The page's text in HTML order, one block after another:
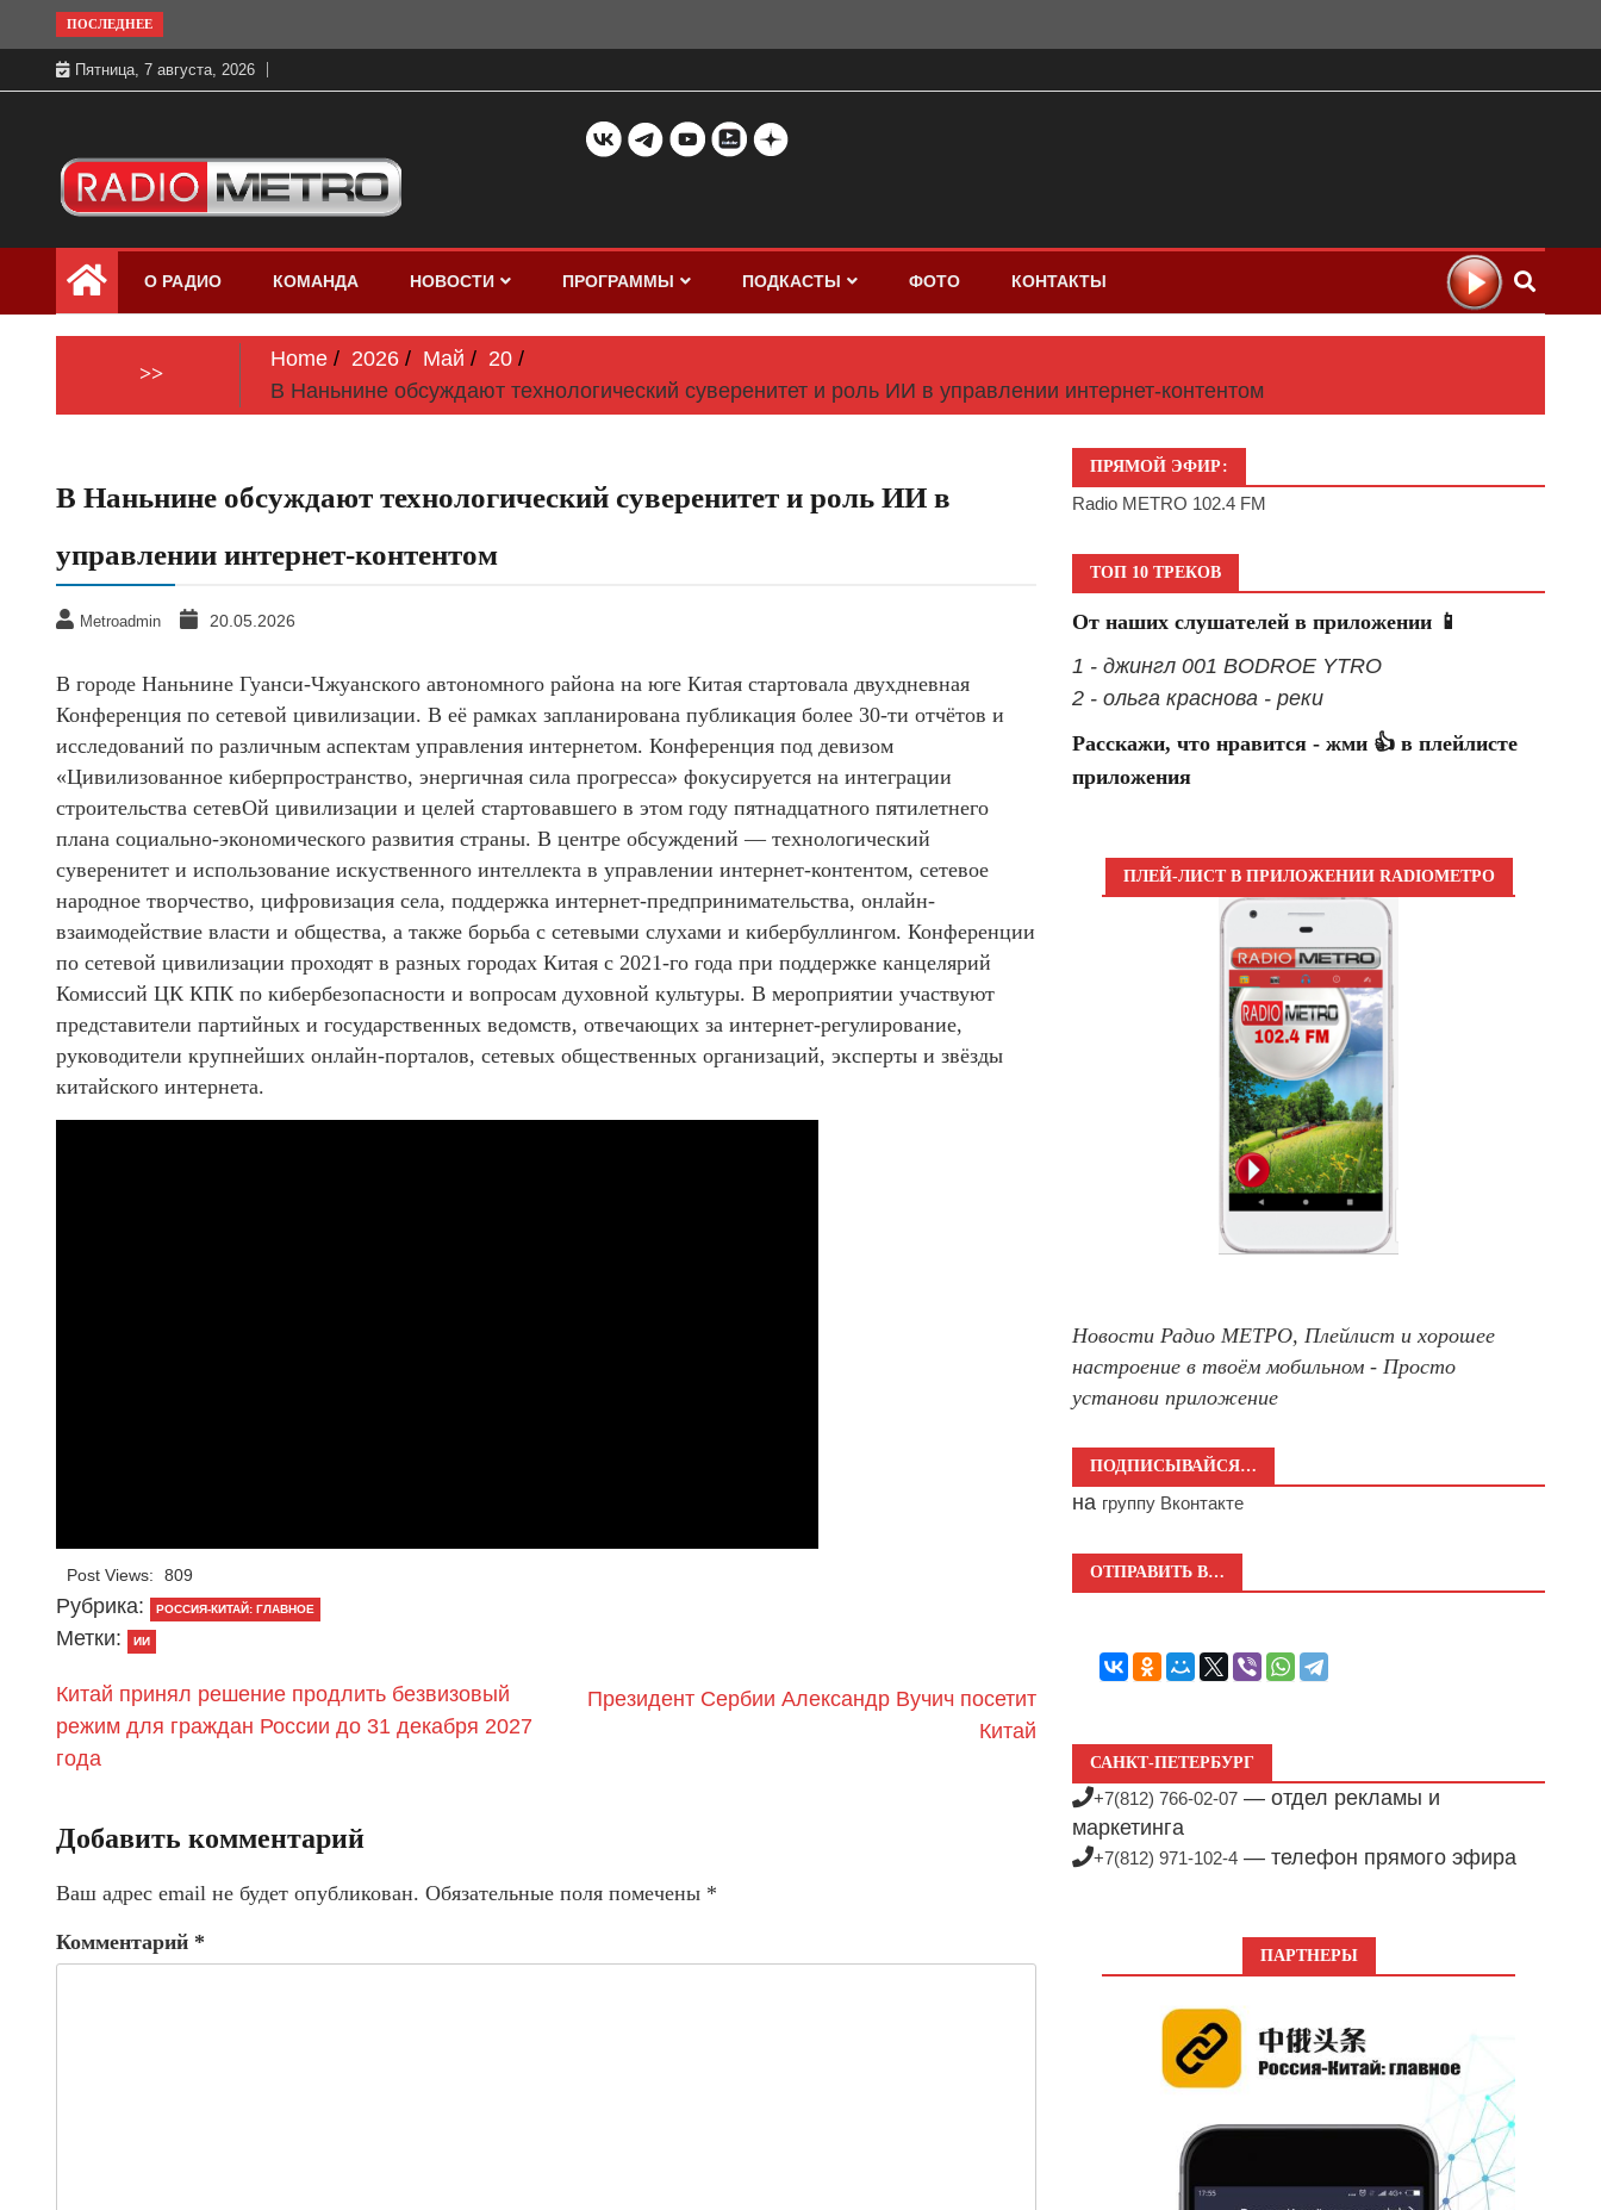
to
content
ПОСЛЕДНЕЕ
Пятница, 7 августа, 2026
Радио МЕТРО
бесплатно в хорошем качестве Санкт-
Петербург и Россия
О РАДИО КОМАНДА НОВОСТИ ПРОГРАММЫ ПОДКАСТЫ ФОТО КОНТАКТЫ
>>
Home 2026 Май
20
В Наньнине обсуждают технологический суверенитет и роль ИИ в управлении интернет-контентом
В Наньнине обсуждают технологический суверенитет и роль ИИ в
управлении интернет-контентом
Metroadmin 20.05.2026
В городе Наньнине Гуанси-Чжуанского автономного района на юге Китая стартовала двухдневная
Конференция по сетевой цивилизации. В её рамках запланирована публикация более 30-ти отчётов и
исследований по различным аспектам управления интернетом. Конференция под девизом
«Цивилизованное киберпространство, энергичная сила прогресса» фокусируется на интеграции
строительства сетевОй цивилизации и целей стартовавшего в этом году пятнадцатного пятилетнего
плана социально-экономического развития страны. В центре обсуждений — технологический
суверенитет и использование искуственного интеллекта в управлении интернет-контентом, сетевое
народное творчество, цифровизация села, поддержка интернет-предпринимательства, онлайн-
взаимодействие власти и общества, а также борьба с сетевыми слухами и кибербуллингом. Конференции
по сетевой цивилизации проходят в разных городах Китая с 2021-го года при поддержке канцелярий
Комиссий ЦК КПК по кибербезопасности и вопросам духовной культуры. В мероприятии участвуют
представители партийных и государственных ведомств, отвечающих за интернет-регулирование,
руководители крупнейших онлайн-порталов, сетевых общественных организаций, эксперты и звёзды
китайского интернета.
Post Views: 809
Рубрика: РОССИЯ-КИТАЙ: ГЛАВНОЕ
Метки: ИИ
Китай принял решение продлить безвизовый
режим для граждан России до 31 декабря 2027
года
Президент Сербии Александр Вучич посетит
Китай
Добавить комментарий
Ваш адрес email не будет опубликован. Обязательные поля помечены *
Комментарий *
ПРЯМОЙ ЭФИР:
Radio METRO 102.4 FM
ТОП 10 ТРЕКОВ
От наших слушателей в приложении 📱
1 - джингл 001 BODROE YTRO
2 - ольга краснова - реки
Расскажи, что нравится - жми 👍 в плейлисте
приложения
ПЛЕЙ-ЛИСТ В ПРИЛОЖЕНИИ RADIOМЕТРО
Новости Радио МЕТРО, Плейлист и хорошее
настроение в твоём мобильном - Просто
установи приложение
ПОДПИСЫВАЙСЯ…
на группу Вконтакте
ОТПРАВИТЬ В…
САНКТ-ПЕТЕРБУРГ
+7(812) 766-02-07 — отдел рекламы и
маркетинга
+7(812) 971-102-4 — телефон прямого эфира
ПАРТНЕРЫ